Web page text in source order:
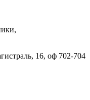
16, оф 702-704